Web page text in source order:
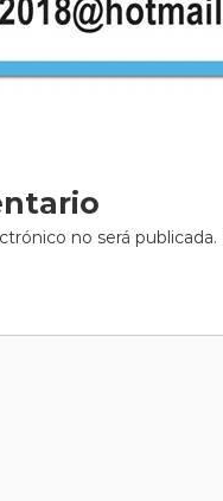
no será publicada.